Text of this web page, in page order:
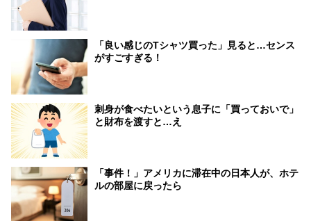
「良い感じのTシャツ買った」見ると…センス
がすごすぎる！
刺身が食べたいという息子に「買っておいで」
と財布を渡すと…え
「事件！」アメリカに滞在中の日本人が、ホテ
ルの部屋に戻ったら